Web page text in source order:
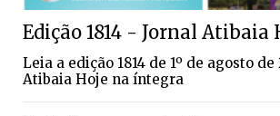
Edição 1814 - Jornal Atibaia
Leia a edição 1814 de 1º de agosto
Atibaia Hoje na íntegra